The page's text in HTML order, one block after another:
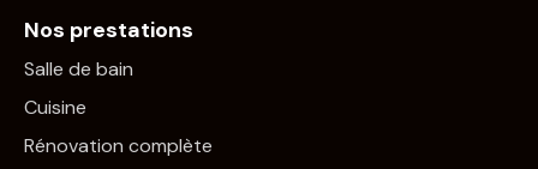
Nos prestations
Salle de bain
Cuisine
Rénovation complète